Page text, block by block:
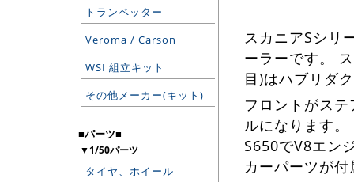
トランペッター
Veroma / Carson
WSI 組立キット
その他メーカー(キット)
■パーツ■
▼1/50パーツ
タイヤ、ホイール
スカニアSシリ
ーラーです。
目)はハブリダ
フロントがス
ルになります
S650でV8エン
カーパーツが